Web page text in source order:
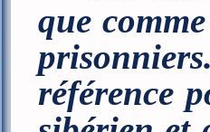
que
référence